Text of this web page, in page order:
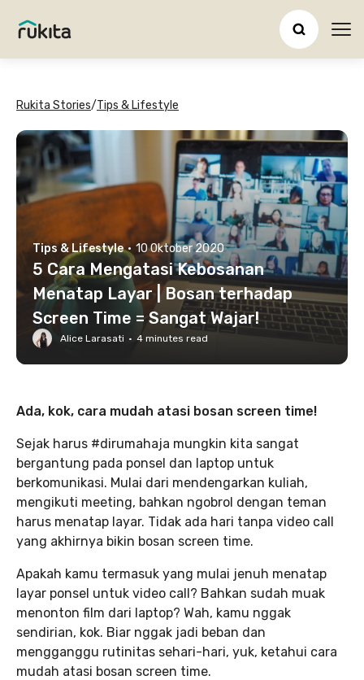
Rukita Stories/Tips & Lifestyle
Tips & Lifestyle · 10 Oktober 2020
5 Cara Mengatasi Kebosanan
Menatap Layar | Bosan terhadap
Screen Time = Sangat Wajar!
Alice Larasati · 4 minutes read
Ada, kok, cara mudah atasi bosan screen time!
Sejak harus #dirumahaja mungkin kita sangat
bergantung pada ponsel dan laptop untuk
berkomunikasi. Mulai dari mendengarkan kuliah,
mengikuti meeting, bahkan ngobrol dengan teman
harus menatap layar. Tidak ada hari tanpa video call
yang akhirnya bikin bosan screen time.
Apakah kamu termasuk yang mulai jenuh menatap
layar ponsel untuk video call? Bahkan sudah muak
menonton film dari laptop? Wah, kamu nggak
sendirian, kok. Biar nggak jadi beban dan
mengganggu rutinitas sehari-hari, yuk, ketahui cara
mudah atasi bosan screen time.